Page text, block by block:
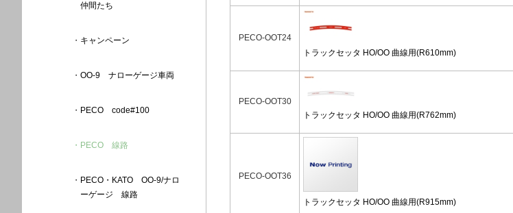
PECO-OOT24
トラックセッタ HO/OO 曲線用(R610mm)
PECO-OOT30
トラックセッタ HO/OO 曲線用(R762mm)
PECO-OOT36
トラックセッタ HO/OO 曲線用(R915mm)
仲間たち
キャンペーン
OO-9 ナローゲージ車両
PECO code#100
PECO 線路
PECO・KATO OO-9/ナロ
ーゲージ 線路